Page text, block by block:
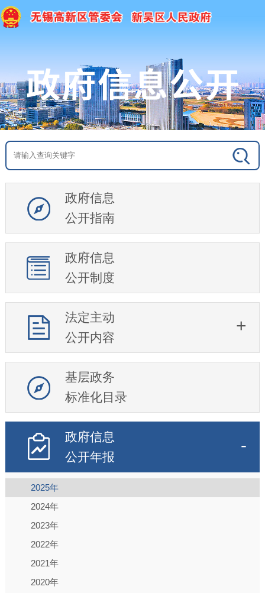
政府信息
公开指南
政府信息
公开制度
法定主动
公开内容
基层政务
标准化目录
政府信息
公开年报
2025年
2024年
2023年
2022年
2021年
2020年